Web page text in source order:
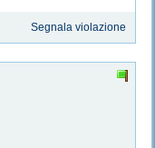
Segnala violazione